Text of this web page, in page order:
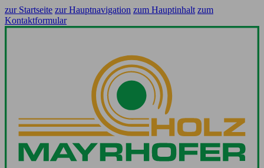
zur Startseite zur Hauptnavigation zum Hauptinhalt zum
Kontaktformular